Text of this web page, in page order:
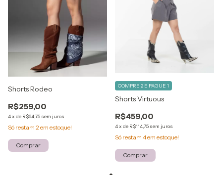
Shorts Rodeo
R$259,00
4x de R$64,75 sem juros
Só restam 2em estoque!
Comprar
Shorts Virtuous
R$459,00
4x de R$114,75 sem juros
COMPRE 2 E PAGUE 1
Só restam 4em estoque!
Comprar